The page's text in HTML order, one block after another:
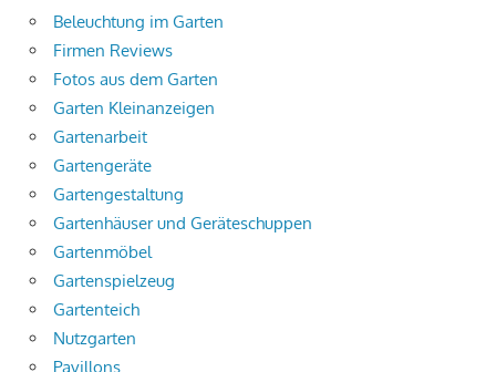
Beleuchtung im Garten
Firmen Reviews
Fotos aus dem Garten
Garten Kleinanzeigen
Gartenarbeit
Gartengeräte
Gartengestaltung
Gartenhäuser und Geräteschuppen
Gartenmöbel
Gartenspielzeug
Gartenteich
Nutzgarten
Pavillons